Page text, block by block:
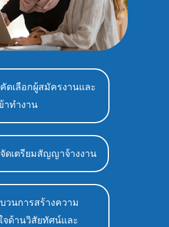
ดเลือกผู้สมัครงานและ
าทำงาน
ดเตรียมสัญญาจ้างงาน
วนการสร้างความ
จด้านวิสัยทัศน์และ